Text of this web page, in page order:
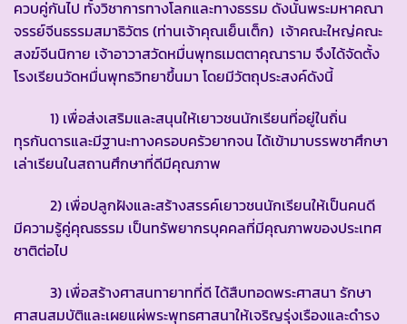
ควบคู่กันไป ทั้งวิชาการทางโลกและทางธรรม ดังนั้นพระมหาคณา
จรรย์จีนธรรมสมาธิวัตร (ท่านเจ้าคุณเย็นเต็ก) เจ้าคณะใหญ่คณะ
สงฆ์จีนนิกาย เจ้าอาวาสวัดหมื่นพุทธเมตตาคุณาราม จึงได้จัดตั้ง
โรงเรียนวัดหมื่นพุทธวิทยาขึ้นมา โดยมีวัตถุประสงค์ดังนี้
1) เพื่อส่งเสริมและสนุนให้เยาวชนนักเรียนที่อยู่ในถิ่น
ทุรกันดารและมีฐานะทางครอบครัวยากจน ได้เข้ามาบรรพชาศึกษา
เล่าเรียนในสถานศึกษาที่ดีมีคุณภาพ
2) เพื่อปลูกฝังและสร้างสรรค์เยาวชนนักเรียนให้เป็นคนดี
มีความรู้คู่คุณธรรม เป็นทรัพยากรบุคคลที่มีคุณภาพของประเทศ
ชาติต่อไป
3) เพื่อสร้างศาสนทายาทที่ดี ได้สืบทอดพระศาสนา รักษา
ศาสนสมบัติและเผยแผ่พระพุทธศาสนาให้เจริญรุ่งเรืองและดำรง